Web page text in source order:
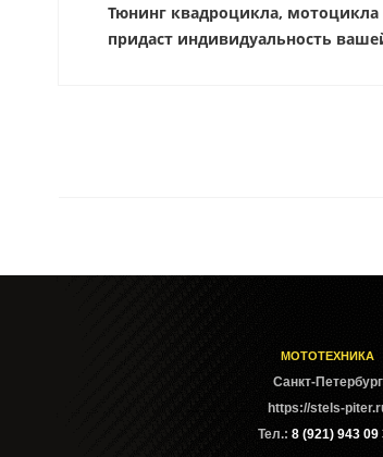
Тюнинг квадроцикла, мотоцикла
придаст индивидуальность
МОТОТЕХНИКА
Cанкт-Петербург
https://stels-
Тел.: 8 (921) 943 09